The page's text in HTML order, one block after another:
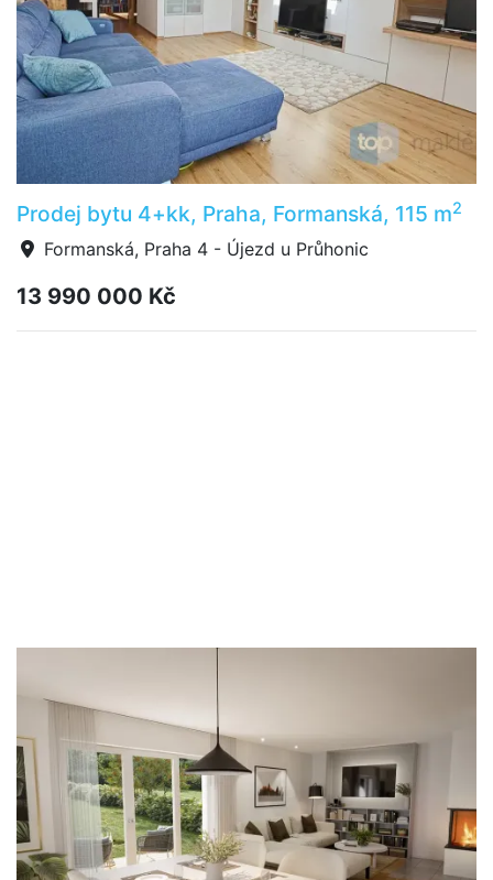
Prodej bytu 4+kk, Praha, Formanská, 115 m2
Formanská, Praha 4 - Újezd u Průhonic
13 990 000 Kč